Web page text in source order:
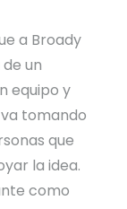
a Broady
un
equipo y
tomando
que
la idea.
como